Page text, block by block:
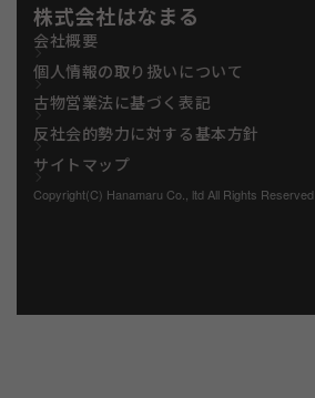
株式会社はなまる
会社概要
個人情報の取り扱いについて
古物営業法に基づく表記
反社会的勢力に対する基本方針
サイトマップ
Copyright(C) Hanamaru Co., ltd All Rights Reserved